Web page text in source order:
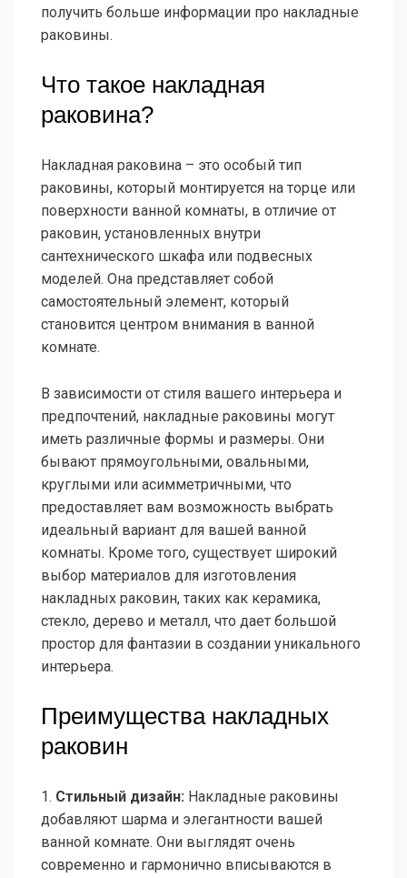
получить больше информации про накладные
раковины.
Что такое накладная
раковина?
Накладная раковина – это особый тип
раковины, который монтируется на торце или
поверхности ванной комнаты, в отличие от
раковин, установленных внутри
сантехнического шкафа или подвесных
моделей. Она представляет собой
самостоятельный элемент, который
становится центром внимания в ванной
комнате.
В зависимости от стиля вашего интерьера и
предпочтений, накладные раковины могут
иметь различные формы и размеры. Они
бывают прямоугольными, овальными,
круглыми или асимметричными, что
предоставляет вам возможность выбрать
идеальный вариант для вашей ванной
комнаты. Кроме того, существует широкий
выбор материалов для изготовления
накладных раковин, таких как керамика,
стекло, дерево и металл, что дает большой
простор для фантазии в создании уникального
интерьера.
Преимущества накладных
раковин
1. Стильный дизайн: Накладные раковины
добавляют шарма и элегантности вашей
ванной комнате. Они выглядят очень
современно и гармонично вписываются в